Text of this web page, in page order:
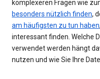
komplexeren Fragen wie
besonders nützlich finden,
am häufigsten zu tun haben
interessant finden. Welche
verwendet werden hängt
nutzen und wie Sie Ihre